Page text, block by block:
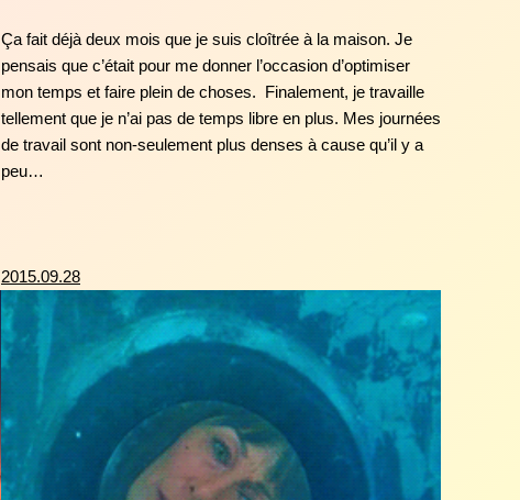
Ça fait déjà deux mois que je suis cloîtrée à la maison. Je
pensais que c’était pour me donner l’occasion d’optimiser
mon temps et faire plein de choses. Finalement, je travaille
tellement que je n’ai pas de temps libre en plus. Mes journées
de travail sont non-seulement plus denses à cause qu’il y a
peu…
2015.09.28